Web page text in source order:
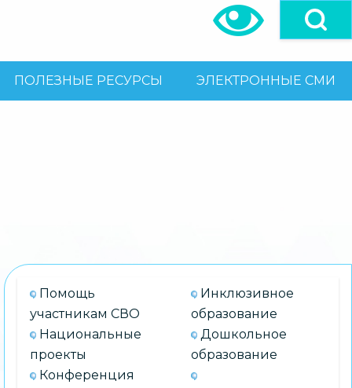
ПОЛЕЗНЫЕ РЕСУРСЫ ЭЛЕКТРОННЫЕ СМИ
Помощь
участникам СВО
Национальные
проекты
Конференция
Инклюзивное
образование
Дошкольное
образование